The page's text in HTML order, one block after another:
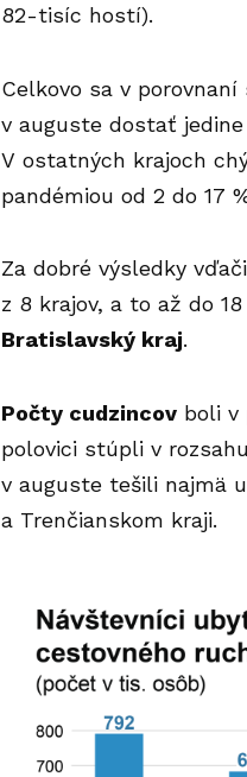
82-tisíc hostí).
Celkovo sa v
v auguste dostať jedine
V ostatných krajoch
pandémiou od 2 do 17
Za dobré výsledky
z 8 krajov, a to až do
Bratislavský kraj.
Počty cudzincov boli v
polovici stúpli v
v auguste tešili najmä
a Trenčianskom kraji.